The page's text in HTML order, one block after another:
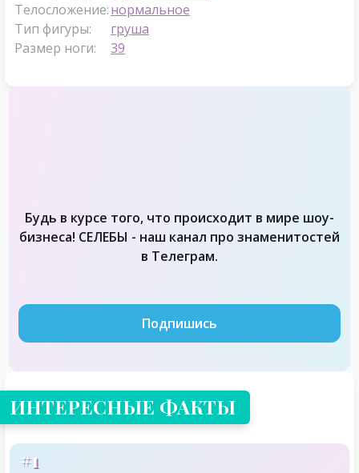
Телосложение:нормальное
Тип фигуры:
груша
Размер ноги:
39
Будь в курсе того, что происходит в мире шоу-
бизнеса! СЕЛЕБЫ - наш канал про знаменитостей
в Телеграм.
Подпишись
ИНТЕРЕСНЫЕ ФАКТЫ
#1